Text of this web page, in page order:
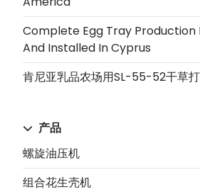
Complete Egg Tray Production
And Installed In Cyprus
肯尼亚乳品农场用SL-55-52干草
产品
螺旋油压机
组合花生壳机